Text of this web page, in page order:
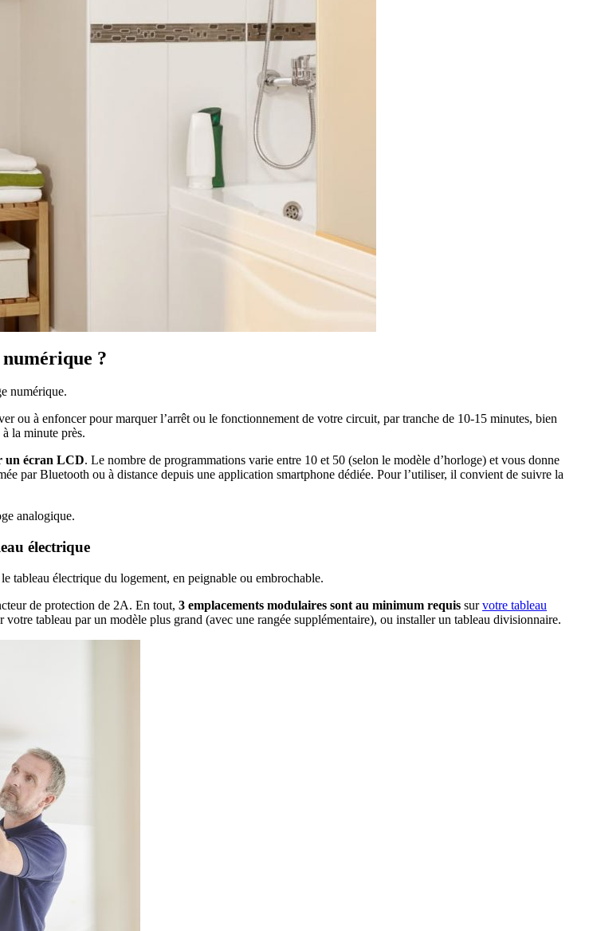
?
numérique.
ou à enfoncer pour marquer l’arrêt ou le fonctionnement de votre circuit, par tranche de 10-15 minutes, bien
la minute près.
un écran LCD. Le nombre de programmations varie entre 10 et 50 (selon le modèle d’horloge) et vous donne
par Bluetooth ou à distance depuis une application smartphone dédiée. Pour l’utiliser, il convient de suivre la
analogique.
électrique
tableau électrique du logement, en peignable ou embrochable.
de protection de 2A. En tout, 3 emplacements modulaires sont au minimum requis survotre tableau
tableau par un modèle plus grand (avec une rangée supplémentaire), ou installer un tableau divisionnaire.